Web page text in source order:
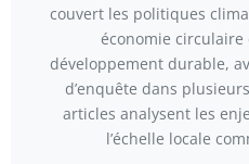
couvert les politiques
économie
développement durable,
d’enquête dans
articles analysent les
l’échelle locale